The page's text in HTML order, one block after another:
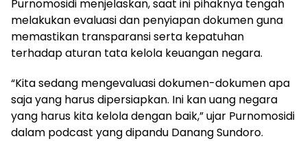
Purnomosidi menjelaskan, saat ini pihaknya tengah
melakukan evaluasi dan penyiapan dokumen guna
memastikan transparansi serta kepatuhan
terhadap aturan tata kelola keuangan negara.
“Kita sedang mengevaluasi dokumen-dokumen apa
saja yang harus dipersiapkan. Ini kan uang negara
yang harus kita kelola dengan baik,” ujar Purnomosidi
dalam podcast yang dipandu Danang Sundoro.